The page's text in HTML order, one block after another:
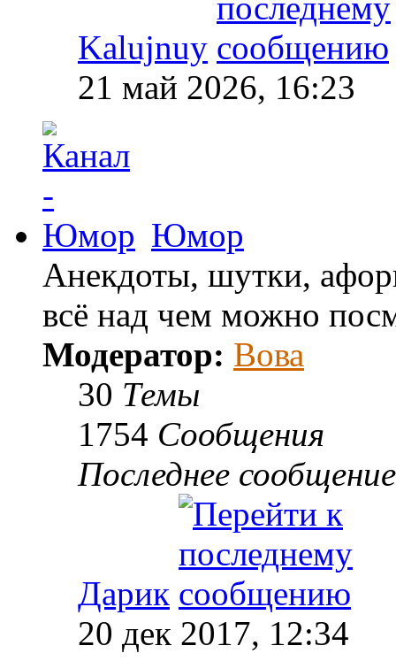
Kalujnuy
21 май 2026, 16:23
Юмор
Анекдоты, шутки,
всё над чем можно
Модератор: Вова
30 Темы
1754 Сообщения
Последнее сообщение
Дарик
20 дек 2017, 12:34